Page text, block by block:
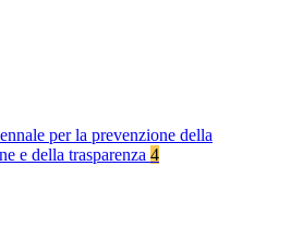
per la prevenzione della
e della trasparenza 4